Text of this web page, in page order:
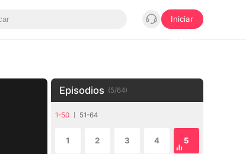
Iniciar
Episodios (5/64)
1-50 51-64
1 2 3 4 5